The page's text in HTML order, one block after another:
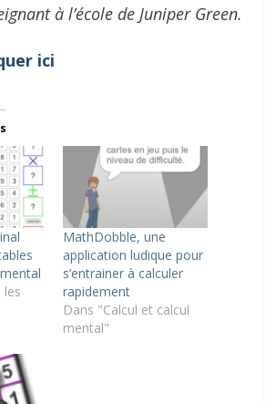
à l’école de Juniper Green.
ici
les
MathDobble, une
application ludique pour
s’entrainer à calculer
rapidement
Dans "Calcul et calcul
mental"